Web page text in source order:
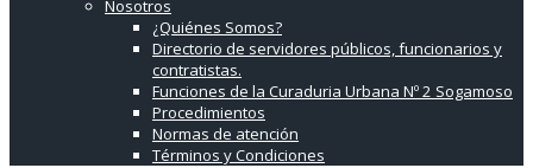
Nosotros
¿Quiénes Somos?
Directorio de servidores públicos, funcionarios y
contratistas.
Funciones de la Curaduria Urbana Nº 2 Sogamoso
Procedimientos
Normas de atención
Términos y Condiciones